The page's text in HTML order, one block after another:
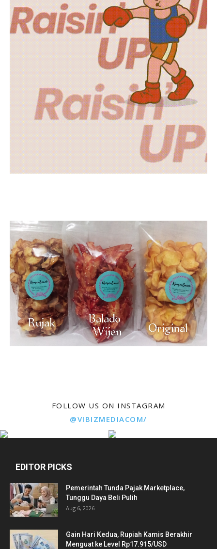
FOLLOW US ON INSTAGRAM
@VIBIZMEDIACOM/
EDITOR PICKS
Pemerintah Tunda Pajak Marketplace,
Tunggu Daya Beli Pulih
Aug 6, 2026
Gain Hari Kedua, Rupiah Kamis Berakhir
Menguat ke Level Rp17.915/USD